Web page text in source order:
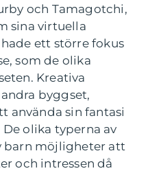
och Tamagotchi,
sina virtuella
ett större fokus
som de olika
Kreativa
byggset,
använda sin fantasi
olika typerna av
barn möjligheter att
och intressen då